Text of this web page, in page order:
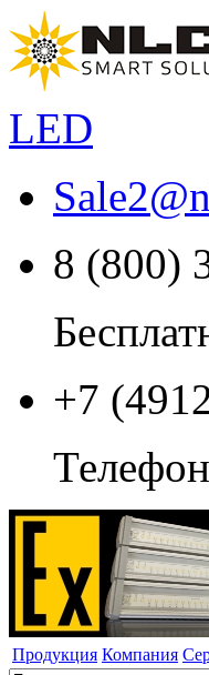
LED
Sale2@
8 (800)
+7
Телефон
Продукция Компания